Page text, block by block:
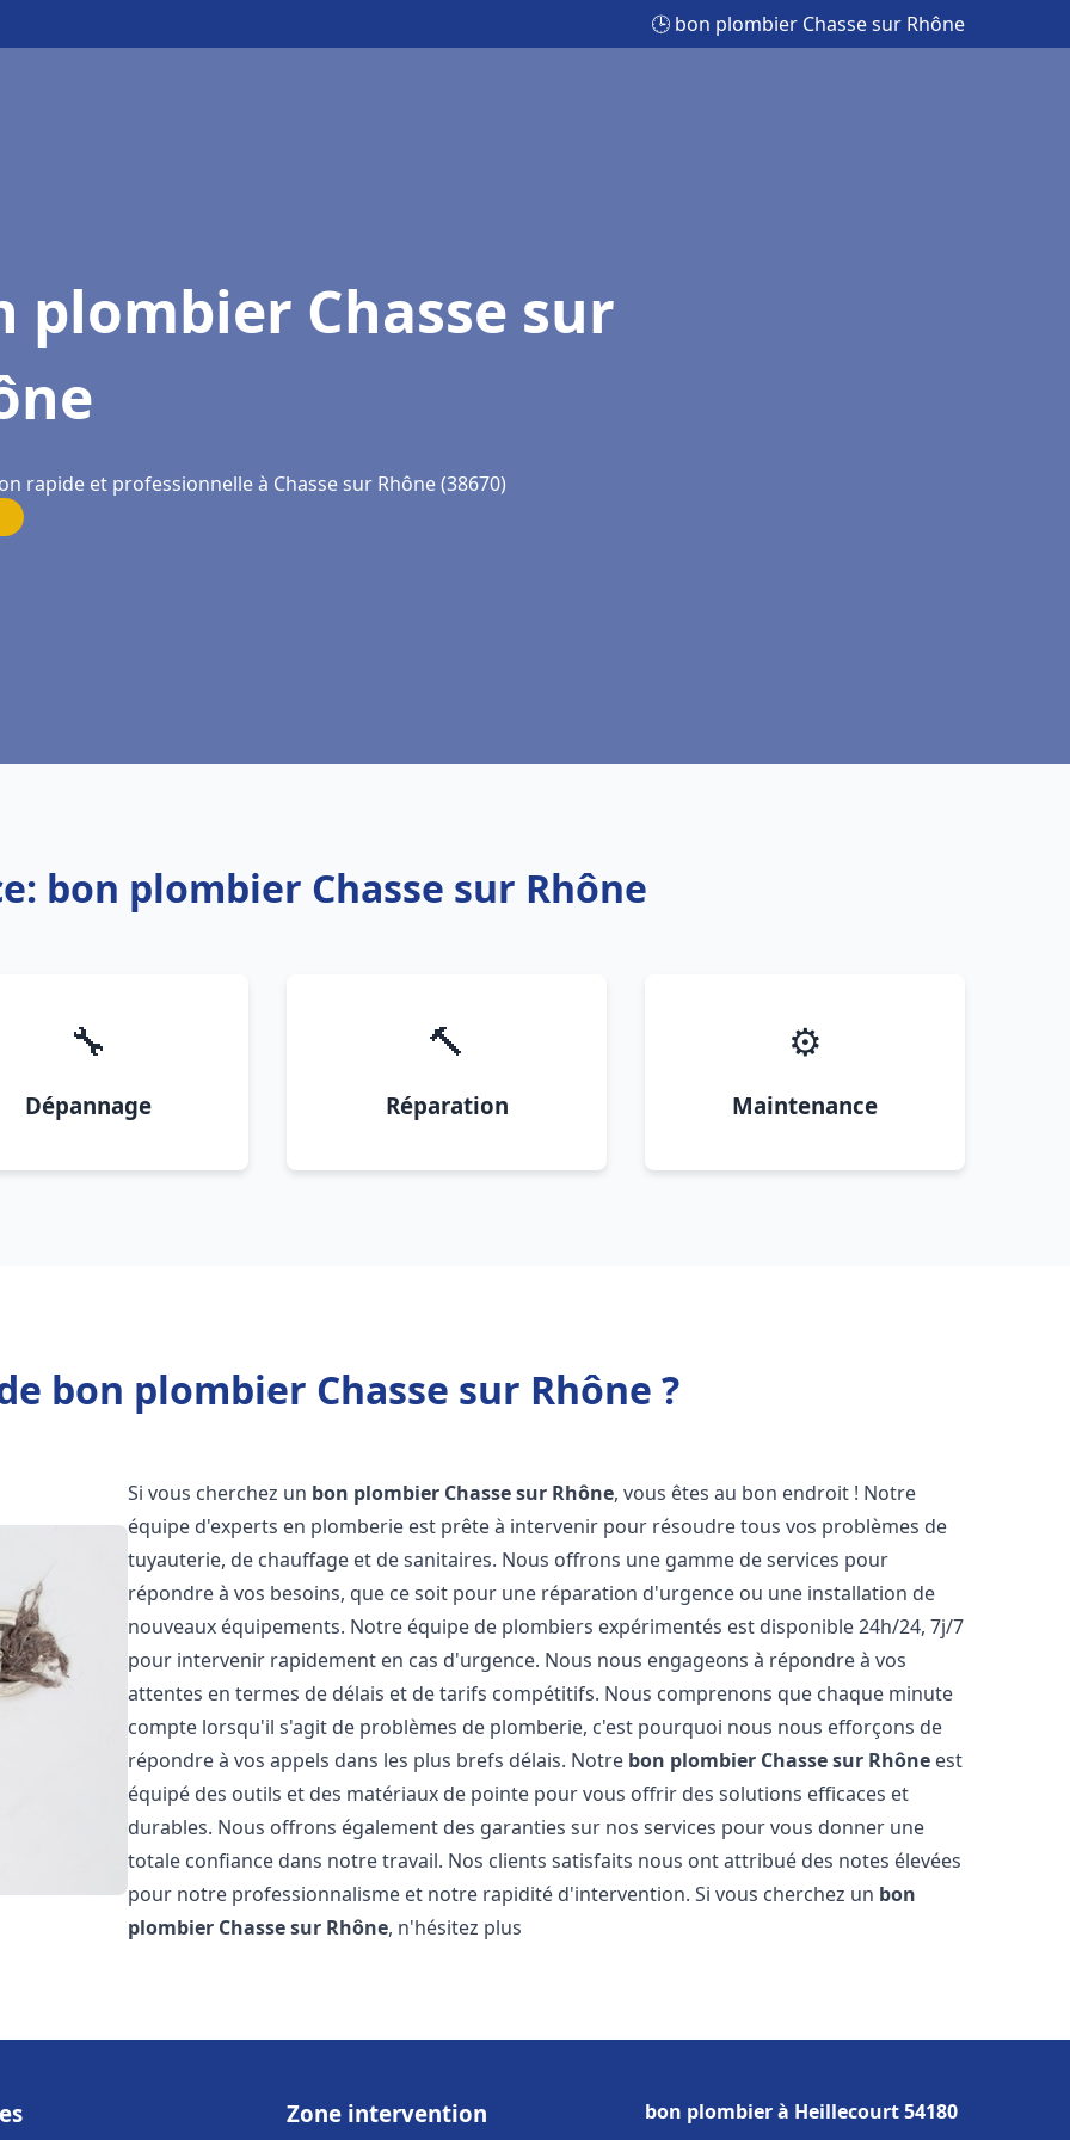
🕒 bon plombier Chasse sur Rhône
plombier Chasse sur
rapide et professionnelle à Chasse sur Rhône (38670)
bon plombier Chasse sur Rhône
🔧
Dépannage
🔨
Réparation
⚙️
Maintenance
bon plombier Chasse sur Rhône ?
Si vous cherchez un bon plombier Chasse sur Rhône, vous êtes au bon endroit ! Notre
équipe d'experts en plomberie est prête à intervenir pour résoudre tous vos problèmes de
tuyauterie, de chauffage et de sanitaires. Nous offrons une gamme de services pour
répondre à vos besoins, que ce soit pour une réparation d'urgence ou une installation de
nouveaux équipements. Notre équipe de plombiers expérimentés est disponible 24h/24, 7j/7
pour intervenir rapidement en cas d'urgence. Nous nous engageons à répondre à vos
attentes en termes de délais et de tarifs compétitifs. Nous comprenons que chaque minute
compte lorsqu'il s'agit de problèmes de plomberie, c'est pourquoi nous nous efforçons de
répondre à vos appels dans les plus brefs délais. Notre bon plombier Chasse sur Rhône est
équipé des outils et des matériaux de pointe pour vous offrir des solutions efficaces et
durables. Nous offrons également des garanties sur nos services pour vous donner une
totale confiance dans notre travail. Nos clients satisfaits nous ont attribué des notes élevées
pour notre professionnalisme et notre rapidité d'intervention. Si vous cherchez un bon
plombier Chasse sur Rhône, n'hésitez plus
Zone intervention bon plombier à Heillecourt 54180